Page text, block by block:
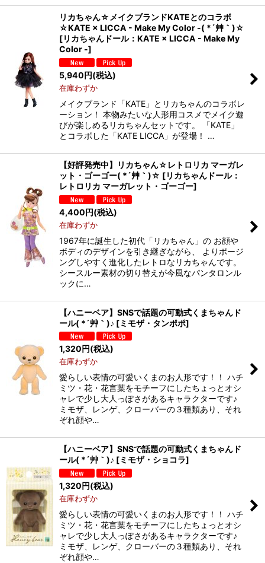
リカちゃん☆メイクブランドKATEとのコラボ
☆KATE × LICCA - Make My Color -( *´艸｀)☆
[リカちゃんドール：KATE × LICCA - Make My
Color -]
5,940円(税込)
在庫わずか
メイクブランド「KATE」とリカちゃんのコラボレ
ーション！ 本物みたいな人形用コスメでメイク遊
びが楽しめるリカちゃんセットです。 「KATE」
とコラボした「KATE LICCA」が登場！ …
【好評発売中】リカちゃん☆レトロリカ マーガレ
ット・ゴーゴー( *´艸｀)☆ [リカちゃんドール：
レトロリカ マーガレット・ゴーゴー]
4,400円(税込)
在庫わずか
1967年に誕生した初代「リカちゃん」の お顔や
ボディのデザインを引き継ぎながら、 よりポージ
ングしやすく進化したレトロなリカちゃんです。
シースルー素材の切り替えが今風なパンタロンル
ックに…
【ハニーベア】SNSで話題の可動式くまちゃんド
ール( *´艸｀)♪ [ミモザ・タンポポ]
1,320円(税込)
在庫わずか
愛らしい表情の可愛いくまのお人形です！！ ハチ
ミツ・花・花言葉をモチーフにしたちょっとオシ
ャレで少し大人っぽさがあるキャラクターです♪
ミモザ、レンゲ、クローバーの３種類あり、それ
ぞれ顔や…
【ハニーベア】SNSで話題の可動式くまちゃんド
ール( *´艸｀)♪ [ミモザ・ショコラ]
1,320円(税込)
在庫わずか
愛らしい表情の可愛いくまのお人形です！！ ハチ
ミツ・花・花言葉をモチーフにしたちょっとオシ
ャレで少し大人っぽさがあるキャラクターです♪
ミモザ、レンゲ、クローバーの３種類あり、それ
ぞれ顔や…